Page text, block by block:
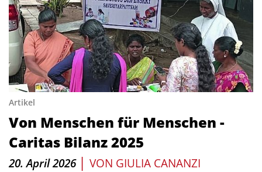
Artikel
Von Menschen für Menschen -
Caritas Bilanz 2025
20. April 2026 | VON GIULIA CANANZI